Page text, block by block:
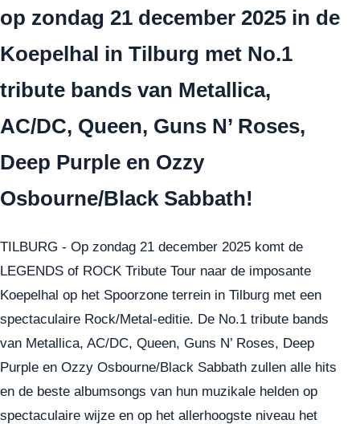
op zondag 21 december 2025 in de
Koepelhal in Tilburg met No.1
tribute bands van Metallica,
AC/DC, Queen, Guns N’ Roses,
Deep Purple en Ozzy
Osbourne/Black Sabbath!
TILBURG - Op zondag 21 december 2025 komt de
LEGENDS of ROCK Tribute Tour naar de imposante
Koepelhal op het Spoorzone terrein in Tilburg met een
spectaculaire Rock/Metal-editie. De No.1 tribute bands
van Metallica, AC/DC, Queen, Guns N’ Roses, Deep
Purple en Ozzy Osbourne/Black Sabbath zullen alle hits
en de beste albumsongs van hun muzikale helden op
spectaculaire wijze en op het allerhoogste niveau het